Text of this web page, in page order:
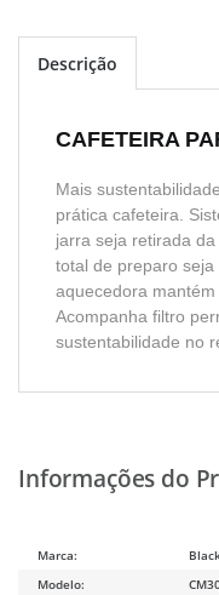
Descrição
CAFETEIRA
Mais
prática cafeteira.
jarra seja retirada
total de preparo
aquecedora
Acompanha filtro
sustentabilidade no
Marca:
Modelo: